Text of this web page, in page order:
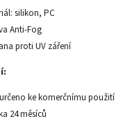
silikon, PC
Anti-Fog
proti UV záření
ke komerčnímu použití
24 měsíců